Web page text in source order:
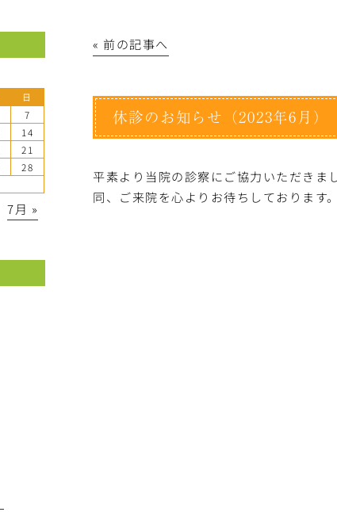
« 前の記事へ
休診のお知らせ（2023年6月）
平素より当院の診察にご協力いただきま
同、ご来院を心よりお待ちしております。
日
7
14
21
28
7月 »